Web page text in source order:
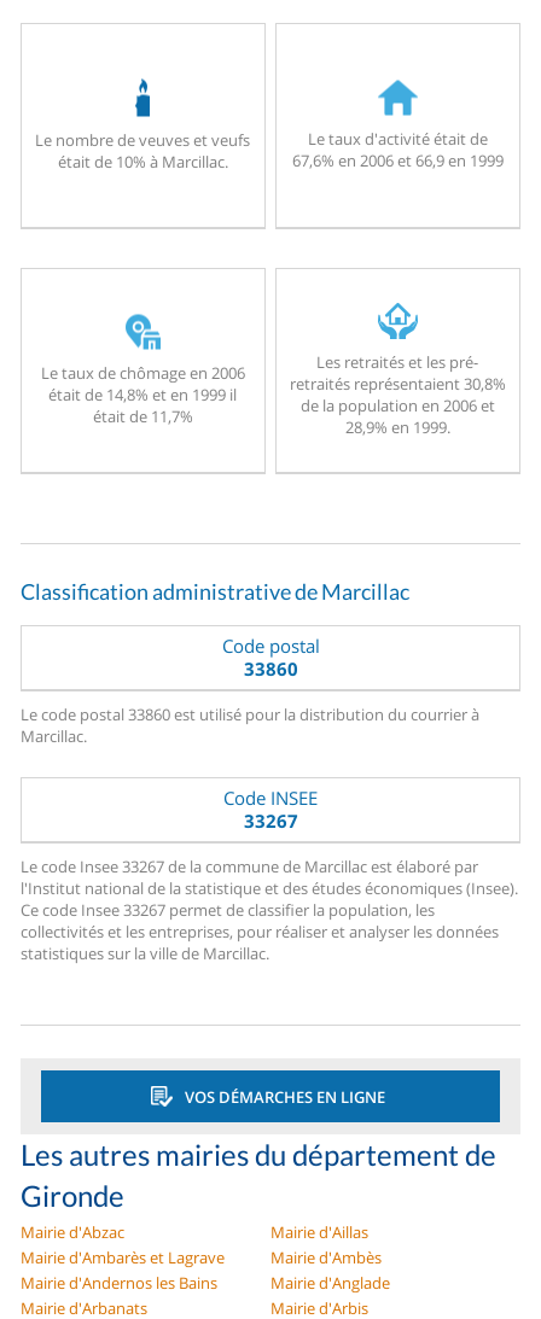
Le nombre de veuves et veufs
était de 10% à Marcillac.
Le taux d'activité était de
67,6% en 2006 et 66,9 en 1999
Le taux de chômage en 2006
était de 14,8% et en 1999 il
était de 11,7%
Les retraités et les pré-
retraités représentaient 30,8%
de la population en 2006 et
28,9% en 1999.
Classification administrative de Marcillac
Code postal
33860
Le code postal 33860 est utilisé pour la distribution du courrier à
Marcillac.
Code INSEE
33267
Le code Insee 33267 de la commune de Marcillac est élaboré par
l'Institut national de la statistique et des études économiques (Insee).
Ce code Insee 33267 permet de classifier la population, les
collectivités et les entreprises, pour réaliser et analyser les données
statistiques sur la ville de Marcillac.
VOS DÉMARCHES EN LIGNE
Les autres mairies du département de
Gironde
Mairie d'Abzac
Mairie d'Aillas
Mairie d'Ambarès et Lagrave
Mairie d'Ambès
Mairie d'Andernos les Bains
Mairie d'Anglade
Mairie d'Arbanats
Mairie d'Arbis